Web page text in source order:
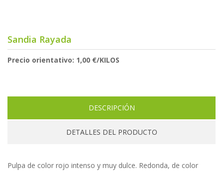
Sandia Rayada
Precio orientativo: 1,00 €/KILOS
DESCRIPCIÓN
DETALLES DEL PRODUCTO
Pulpa de color rojo intenso y muy dulce. Redonda, de color